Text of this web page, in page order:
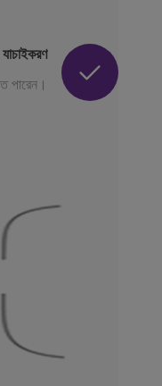
যাচাইকরণ
পারেন।